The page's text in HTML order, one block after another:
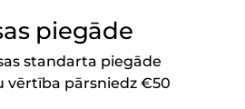
piegāde
standarta piegāde
vērtība pārsniedz €50